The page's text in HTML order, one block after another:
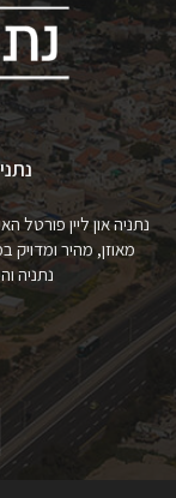
נתניה און ליין
מאוזן, מהיר ומדויק
נתניה